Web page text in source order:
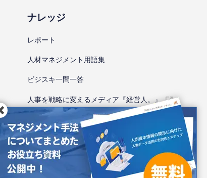
ナレッジ
レポート
⼈材マネジメント⽤語集
ビジスキ⼀問⼀答
人事を戦略に変えるメディア『経営人。』